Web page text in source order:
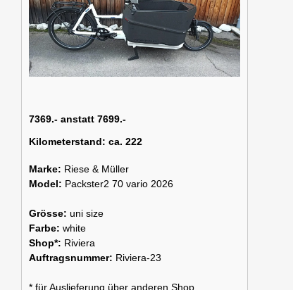
7369.- anstatt 7699.-
Kilometerstand: ca. 222
Marke: Riese & Müller
Model: Packster2 70 vario 2026
Grösse: uni size
Farbe: white
Shop*: Riviera
Auftragsnummer: Riviera-23
* für Auslieferung über anderen Shop